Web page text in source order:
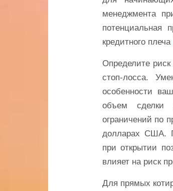
менеджмента
потенциальная
кредитного плеча
Определите
стоп-лосса.
особенности
объем
ограничений по
долларах США.
при открытии
влияет на риск
Для прямых